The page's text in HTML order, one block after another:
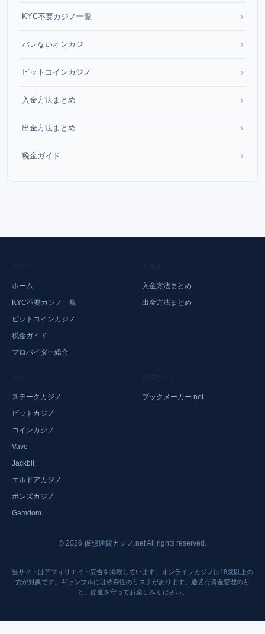
KYC不要カジノ一覧 ›
バレないオンカジ ›
ビットコインカジノ ›
入金方法まとめ ›
出金方法まとめ ›
税金ガイド ›
ホーム
KYC不要カジノ一覧
ビットコインカジノ
税金ガイド
プロバイダー総合
入金方法まとめ
出金方法まとめ
ステークカジノ
ビットカジノ
コインカジノ
Vave
Jackbit
エルドアカジノ
ボンズカジノ
Gamdom
ブックメーカー.net
© 2026 仮想通貨カジノ.net All rights reserved.
当サイトはアフィリエイト広告を掲載しています。オンラインカジノは18歳以上の
方が対象です。ギャンブルには依存性のリスクがあります。適切な資金管理のも
と、節度を守ってお楽しみください。